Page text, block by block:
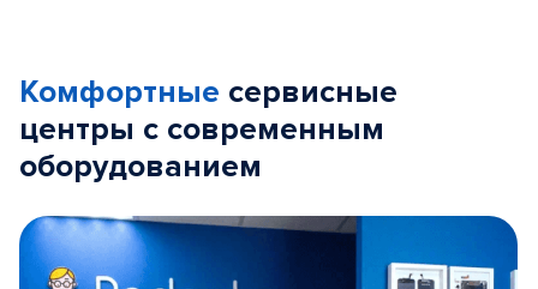
Комфортные сервисные
центры с современным
оборудованием